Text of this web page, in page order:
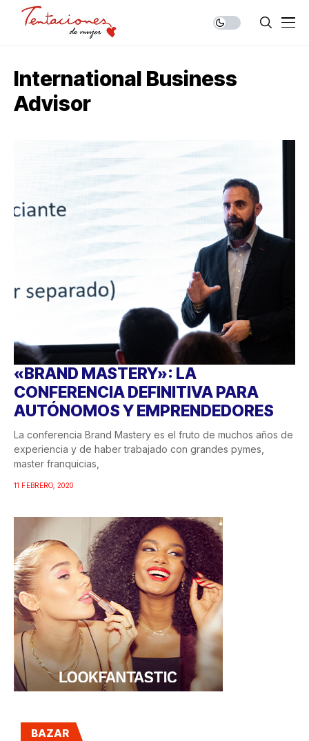
International Business
Advisor
«BRAND MASTERY»: LA
CONFERENCIA DEFINITIVA PARA
AUTÓNOMOS Y EMPRENDEDORES
La conferencia Brand Mastery es el fruto de muchos años de
experiencia y de haber trabajado con grandes pymes,
master franquicias,
11 FEBRERO, 2020
BAZAR